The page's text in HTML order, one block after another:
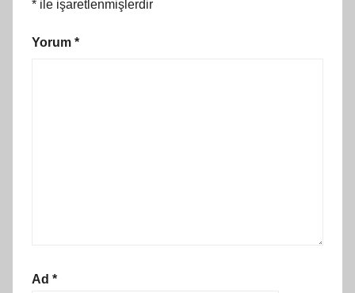
* ile işaretlenmişlerdir
Yorum *
Ad *